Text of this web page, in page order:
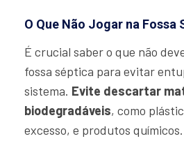
O Que Não Jogar na Fossa
É crucial saber o que não
fossa séptica para evitar
sistema. Evite descartar
biodegradáveis, como
excesso, e produtos